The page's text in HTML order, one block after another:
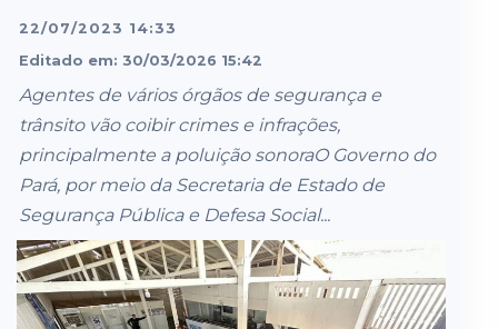
22/07/2023 14:33
Editado em: 30/03/2026 15:42
Agentes de vários órgãos de segurança e
trânsito vão coibir crimes e infrações,
principalmente a poluição sonoraO Governo do
Pará, por meio da Secretaria de Estado de
Segurança Pública e Defesa Social...